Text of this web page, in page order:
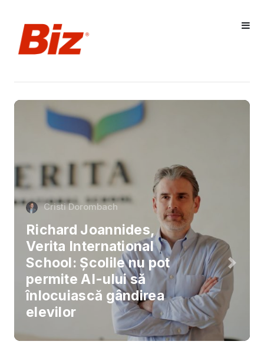
Cristi Dorombach
Richard Joannides,
Verita International
School: Școlile nu pot
permite AI-ului să
înlocuiască gândirea
elevilor